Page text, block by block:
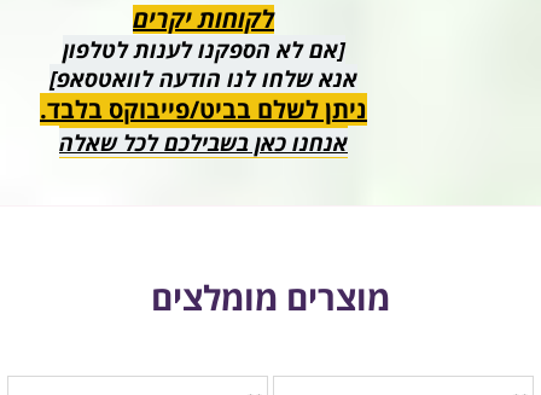
לקוחות יקרים
[אם לא הספקנו לענות לטלפון
אנא שלחו לנו הודעה לוואטסאפ]
ניתן לשלם בביט/פייבוקס בלבד.
אנחנו כאן בשבילכם לכל שאלה
מוצרים מומלצים